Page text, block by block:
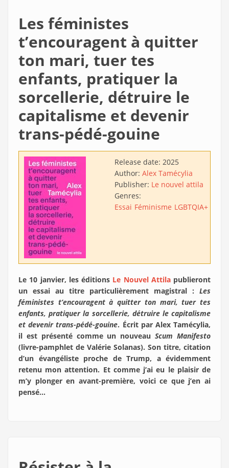
Les féministes
t’encouragent à quitter
ton mari, tuer tes
enfants, pratiquer la
sorcellerie, détruire le
capitalisme et devenir
trans-pédé-gouine
Release date: 2025
Author: Alex Tamécylia
Publisher: Le nouvel attila
Genres:
Essai Féminisme LGBTQIA+
Le 10 janvier, les éditions Le Nouvel Attilapublieront
un essai au titre particulièrement magistral : Les
féministes t’encouragent à quitter ton mari, tuer tes
enfants, pratiquer la sorcellerie, détruire le capitalisme
et devenir trans-pédé-gouine. Écrit par Alex Tamécylia,
il est présenté comme un nouveau Scum Manifesto
(livre-pamphlet de Valérie Solanas). Son titre, citation
d’un évangéliste proche de Trump, a évidemment
retenu mon attention. Et comme j’ai eu le plaisir de
m’y plonger en avant-première, voici ce que j’en ai
pensé…